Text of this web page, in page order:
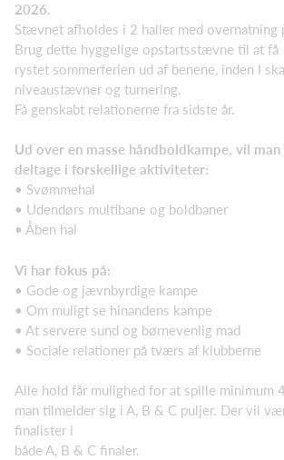
2026.
Stævnet afholdes i 2 haller med overnatning
Brug dette hyggelige opstartsstævne til at få
rystet sommerferien ud af benene, inden I
niveaustævner og turnering.
Få genskabt relationerne fra sidste år.
Ud over en masse håndboldkampe, vil man
deltage i forskellige aktiviteter:
• Svømmehal
• Udendørs multibane og boldbaner
• Åben hal
Vi har fokus på:
• Gode og jævnbyrdige kampe
• Om muligt se hinandens kampe
• At servere sund og børnevenlig mad
• Sociale relationer på tværs af klubberne
Alle hold får mulighed for at spille minimum
man tilmelder sig i A, B & C puljer. Der vil
finalister i
både A, B & C finaler.